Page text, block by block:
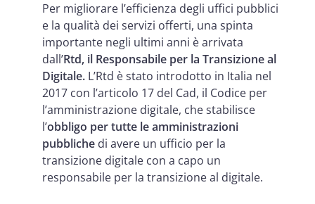
Per migliorare l’efficienza degli uffici pubblici
e la qualità dei servizi offerti, una spinta
importante negli ultimi anni è arrivata
dall’Rtd, il Responsabile per la Transizione al
Digitale. L’Rtd è stato introdotto in Italia nel
2017 con l’articolo 17 del Cad, il Codice per
l’amministrazione digitale, che stabilisce
l’obbligo per tutte le amministrazioni
pubbliche di avere un ufficio per la
transizione digitale con a capo un
responsabile per la transizione al digitale.